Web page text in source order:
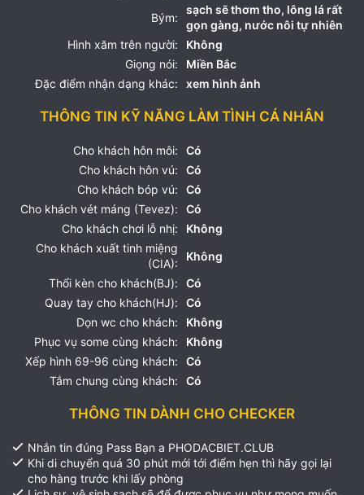
Bým:
sạch sẽ thơm tho, lông lá rất
gọn gàng, nước nôi tự nhiên
Hình xăm trên người:
Không
Giọng nói:
Miền Bắc
Đặc điểm nhận dạng khác:
xem hình ảnh
THÔNG TIN KỸ NĂNG LÀM TÌNH CÁ NHÂN
Cho khách hôn môi:
Có
Cho khách hôn vú:
Có
Cho khách bóp vú:
Có
Cho khách vét máng (Tevez):
Có
Cho khách chơi lỗ nhị:
Không
Cho khách xuất tinh miệng
(CIA):
Không
Thổi kèn cho khách(BJ):
Có
Quay tay cho khách(HJ):
Có
Dọn wc cho khách:
Không
Phục vụ some cùng khách:
Không
Xếp hình 69-96 cùng khách:
Có
Tắm chung cùng khách:
Có
THÔNG TIN DÀNH CHO CHECKER
Nhắn tin đúng Pass Bạn a PHODACBIET.CLUB
Khi di chuyển quá 30 phút mới tới điểm hẹn thì hãy gọi lại
cho hàng trước khi lấy phòng